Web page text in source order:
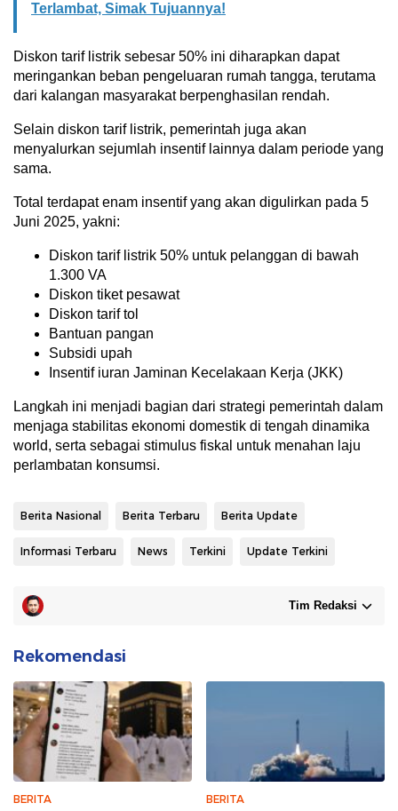
Terlambat, Simak Tujuannya!
Diskon tarif listrik sebesar 50% ini diharapkan dapat
meringankan beban pengeluaran rumah tangga, terutama
dari kalangan masyarakat berpenghasilan rendah.
Selain diskon tarif listrik, pemerintah juga akan
menyalurkan sejumlah insentif lainnya dalam periode yang
sama.
Total terdapat enam insentif yang akan digulirkan pada 5
Juni 2025, yakni:
Diskon tarif listrik 50% untuk pelanggan di bawah
1.300 VA
Diskon tiket pesawat
Diskon tarif tol
Bantuan pangan
Subsidi upah
Insentif iuran Jaminan Kecelakaan Kerja (JKK)
Langkah ini menjadi bagian dari strategi pemerintah dalam
menjaga stabilitas ekonomi domestik di tengah dinamika
world, serta sebagai stimulus fiskal untuk menahan laju
perlambatan konsumsi.
Berita Nasional Berita Terbaru Berita Update
Informasi Terbaru News Terkini Update Terkini
Tim Redaksi
Rekomendasi
BERITA BERITA